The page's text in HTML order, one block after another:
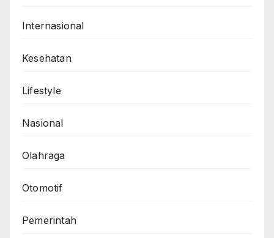
Internasional
Kesehatan
Lifestyle
Nasional
Olahraga
Otomotif
Pemerintah